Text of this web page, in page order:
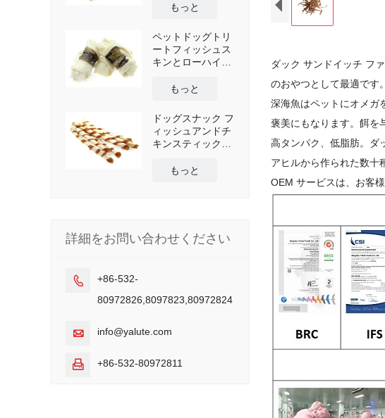
ダック サンドイッチ フ
のおやつとして最適です
深海魚はペットにオメガ
褒美にもなります。餌を
高タンパク、低脂肪。ダ
アヒルから作られた数十
OEM サービスは、お客
もっと
ペットドッグトリ
ートフィッシュス
キンとローハイド
もっと
ドッグスナック フ
ィッシュアンドチ
キンスティックラ
もっと
詳細をお問い合わせください

+86-532-
80972826,8097823,80972824
 info@yalute.com
 +86-532-80972811